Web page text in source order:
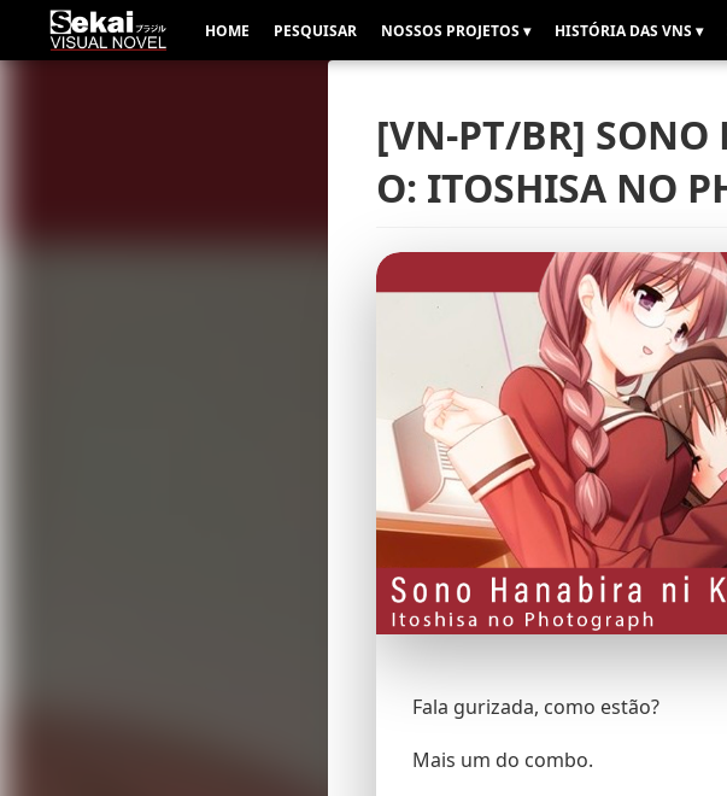
HOME PESQUISAR NOSSOS PROJETOS ▾ HISTÓRIA DAS VNS ▾
[VN-PT/BR]
O: ITOSHISA NO
Fala gurizada, como estão?
Mais um do combo.